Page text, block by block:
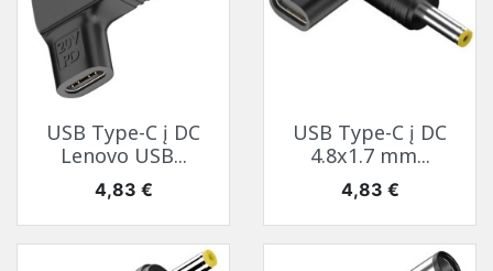
USB Type-C į DC
Lenovo USB...
Kaina
4,83 €
USB Type-C į DC
4.8x1.7 mm...
Kaina
4,83 €